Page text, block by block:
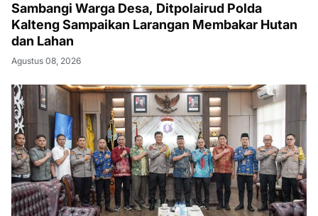
Sambangi Warga Desa, Ditpolairud Polda
Kalteng Sampaikan Larangan Membakar Hutan
dan Lahan
Agustus 08, 2026